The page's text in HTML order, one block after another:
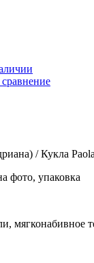
/ Кукла
фото, упаковка
мягконабивное